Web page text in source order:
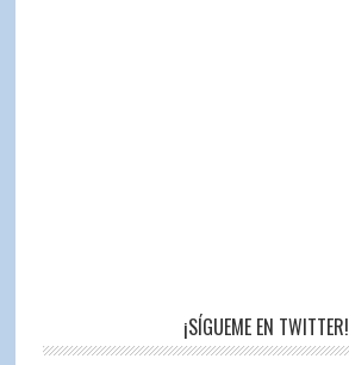
¡SÍGUEME EN TWITTER!